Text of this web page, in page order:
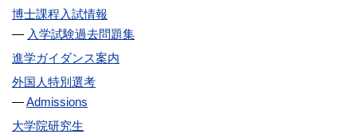
博士課程入試情報
入学試験過去問題集
進学ガイダンス案内
外国人特別選考
Admissions
大学院研究生